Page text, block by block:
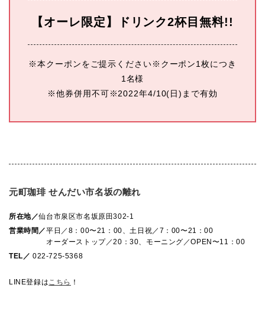
【オーレ限定】ドリンク2杯目無料!!
※本クーポンをご提示ください※クーポン1枚につき
1名様
※他券併用不可※2022年4/10(日)まで有効
元町珈琲 せんだい市名坂の離れ
所在地／仙台市泉区市名坂原田302-1
営業時間／平日／8：00〜21：00、土日祝／7：00〜21：00
オーダーストップ／20：30、モーニング／OPEN〜11：00
TEL／ 022-725-5368
LINE登録はこちら ！